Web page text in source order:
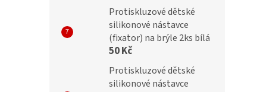
Protiskluzové dětské
silikonové nástavce
(fixator) na brýle 2ks bílá
50 Kč
Protiskluzové dětské
silikonové nástavce